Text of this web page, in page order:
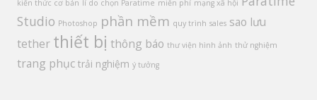
kiến thức cơ bản lí do chọn Paratime miễn phí mạng xã hội
Studio Photoshop phần mềm quy trình sales sao lưu
tether thiết bị thông báo thư viện hình ảnh thử nghiệm
trang phục trải nghiệm ý tưởng